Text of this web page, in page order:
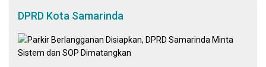
DPRD Kota Samarinda